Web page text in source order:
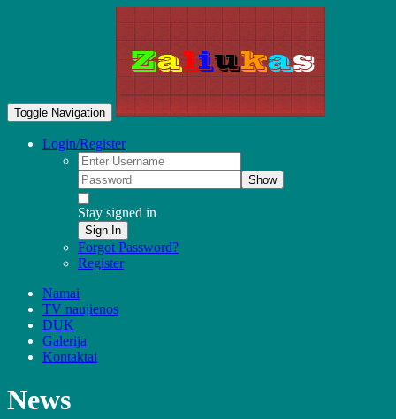
Toggle Navigation
Login/Register
Show
Stay signed in
Sign In
Forgot Password?
Register
Namai
TV naujienos
DUK
Galerija
Kontaktai
News